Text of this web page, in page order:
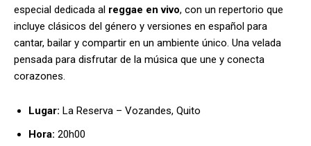
especial dedicada al reggae en vivo, con un repertorio que
incluye clásicos del género y versiones en español para
cantar, bailar y compartir en un ambiente único. Una velada
pensada para disfrutar de la música que une y conecta
corazones.
Lugar: La Reserva – Vozandes, Quito
Hora: 20h00